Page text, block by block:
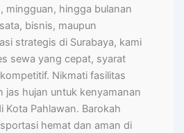
mingguan, hingga bulanan
bisnis, maupun
strategis di Surabaya, kami
sewa yang cepat, syarat
Nikmati fasilitas
jas hujan untuk kenyamanan
Kota Pahlawan. Barokah
hemat dan aman di